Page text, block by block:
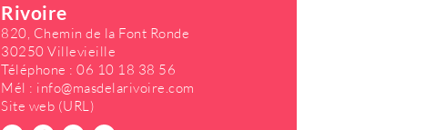
Rivoire
820, Chemin de la Font Ronde
30250 Villevieille
Téléphone : 06 10 18 38 56
Mél : info@masdelarivoire.com
Site web (URL)